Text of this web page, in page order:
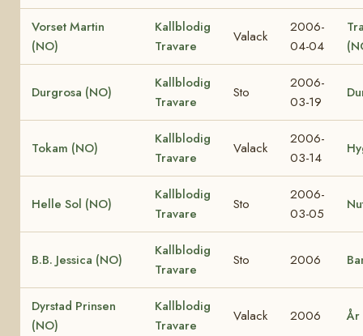
Vorset Martin
(NO)
Kallblodig
Travare
Valack
2006-
04-04
Durgrosa (NO)
Kallblodig
Travare
Sto
2006-
03-19
Tokam (NO)
Kallblodig
Travare
Valack
2006-
03-14
Helle Sol (NO)
Kallblodig
Travare
Sto
2006-
03-05
B.B. Jessica (NO)
Kallblodig
Travare
Sto 2006
Dyrstad Prinsen
(NO)
Kallblodig
Travare
Valack 2006 År